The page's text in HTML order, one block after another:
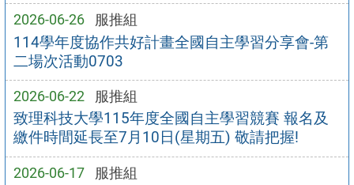
2026-06-26 服推組
114學年度協作共好計畫全國自主學習分享會-第
二場次活動0703
2026-06-22 服推組
致理科技大學115年度全國自主學習競賽 報名及
繳件時間延長至7月10日(星期五) 敬請把握!
2026-06-17 服推組